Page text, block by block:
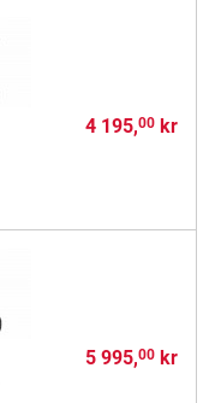
4 195,00kr
5 995,00kr